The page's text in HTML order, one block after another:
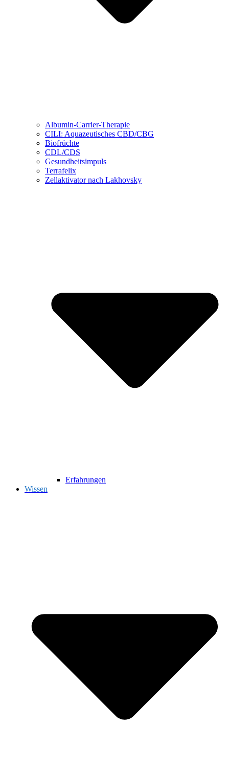
Albumin-Carrier-Therapie
CILI: Aquazeutisches CBD/CBG
Biofrüchte
CDL/CDS
Gesundheitsimpuls
Terrafelix
Zellaktivator nach Lakhovsky
Erfahrungen
Wissen